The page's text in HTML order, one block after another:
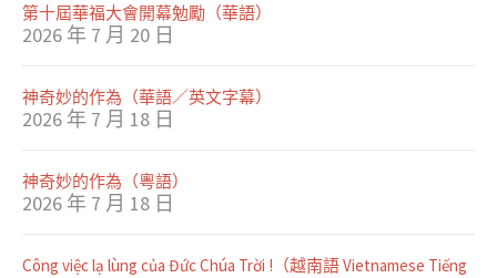
第十屆華福大會開幕勉勵（華語）
2026 年 7 月 20 日
神奇妙的作為（華語／英文字幕）
2026 年 7 月 18 日
神奇妙的作為（粵語）
2026 年 7 月 18 日
Công việc lạ lùng của Đức Chúa Trời !（越南語 Vietnamese Tiếng